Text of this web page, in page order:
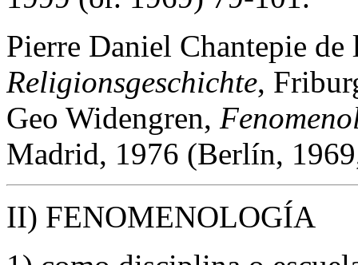
Pierre Daniel Chantepie de
Religionsgeschichte,
Geo Widengren,
Madrid, 1976 (Berlín,
II) FENOMENOLOGÍA